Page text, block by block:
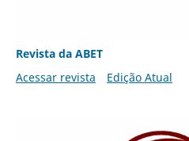
Revista da ABET
Acessar revista
Edição Atual